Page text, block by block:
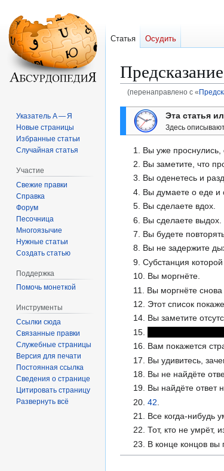
(перенаправлено с «
Перейти
Перейти
Эта статья
Здесь
1. Вы уже проснулись,
2. Вы заметите, что
3. Вы оденетесь и
4. Вы думаете о еде и
5. Вы сделаете вдох.
6. Вы сделаете выдох.
7. Вы будете
8. Вы не задержите
9. Субстанция
10. Вы моргнёте.
11. Вы моргнёте снова
12. Этот список
14. Вы заметите
15.
16. Вам покажется
17. Вы удивитесь,
18. Вы не найдёте
19. Вы найдёте ответ
20.42
21. Все когда-нибудь
22. Тот, кто не умрёт,
23. В конце концов вы
Статья Осудить
Указатель А — Я
Новые страницы
Избранные статьи
Случайная статья
Участие
Свежие правки
Справка
Форум
Песочница
Многоязычие
Нужные статьи
Создать статью
Поддержка
Помочь монеткой
Инструменты
Ссылки сюда
Связанные правки
Служебные страницы
Версия для печати
Постоянная ссылка
Сведения о странице
Цитировать страницу
Развернуть всё